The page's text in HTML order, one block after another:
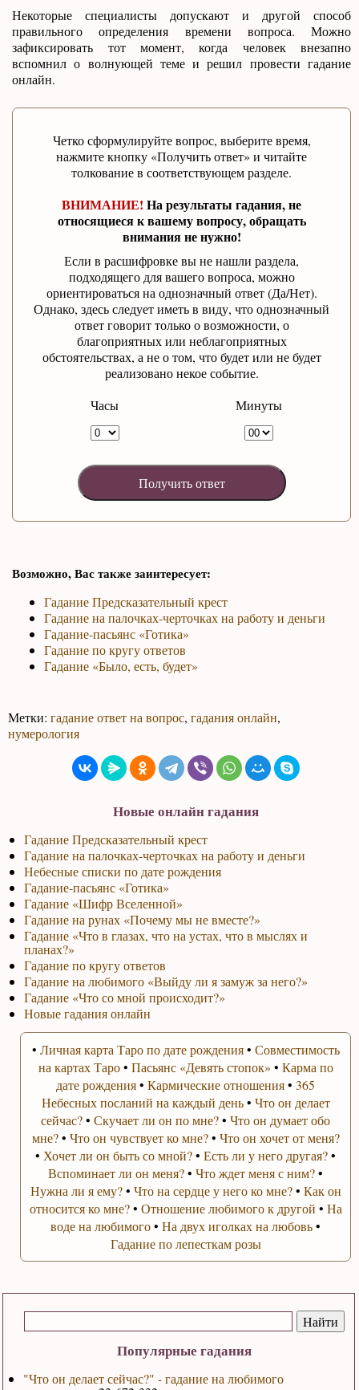
Популярные гадания
"Что он делает сейчас?" - гадание на любимого
Некоторые специалисты допускают и другой способ
правильного определения времени вопроса. Можно
зафиксировать тот момент, когда человек внезапно
вспомнил о волнующей теме и решил провести гадание
онлайн.
Четко сформулируйте вопрос, выберите время,
нажмите кнопку «Получить ответ» и читайте
толкование в соответствующем разделе.
ВНИМАНИЕ! На результаты гадания, не
относящиеся к вашему вопросу, обращать
внимания не нужно!
Если в расшифровке вы не нашли раздела,
подходящего для вашего вопроса, можно
ориентироваться на однозначный ответ (Да/Нет).
Однако, здесь следует иметь в виду, что однозначный
ответ говорит только о возможности, о
благоприятных или неблагоприятных
обстоятельствах, а не о том, что будет или не будет
реализовано некое событие.
Часы
Минуты
Возможно, Вас также заинтересует:
Гадание Предсказательный крест
Гадание на палочках-черточках на работу и деньги
Гадание-пасьянс «Готика»
Гадание по кругу ответов
Гадание «Было, есть, будет»
Метки:гадание ответ на вопрос,гадания онлайн,
нумерология
Новые онлайн гадания
Гадание Предсказательный крест
Гадание на палочках-черточках на работу и деньги
Небесные списки по дате рождения
Гадание-пасьянс «Готика»
Гадание «Шифр Вселенной»
Гадание на рунах «Почему мы не вместе?»
Гадание «Что в глазах, что на устах, что в мыслях и
планах?»
Гадание по кругу ответов
Гадание на любимого «Выйду ли я замуж за него?»
Гадание «Что со мной происходит?»
Новые гадания онлайн
• Личная карта Таро по дате рождения• Совместимость
на картах Таро• Пасьянс «Девять стопок» • Карма по
дате рождения•Кармические отношения•365
Небесных посланий на каждый день• Что он делает
сейчас?•Скучает ли он по мне?•Что он думает обо
мне?• Что он чувствует ко мне?• Что он хочет от меня?
• Хочет ли он быть со мной?•Есть ли у него другая?•
Вспоминает ли он меня?•Что ждет меня с ним?•
Нужна ли я ему?• Что на сердце у него ко мне?• Как он
относится ко мне?• Отношение любимого к другой • На
воде на любимого•На двух иголках на любовь•
Гадание по лепесткам розы